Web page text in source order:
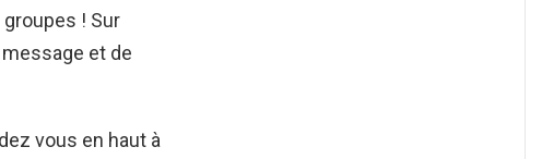
! Sur
et de
vous en haut à